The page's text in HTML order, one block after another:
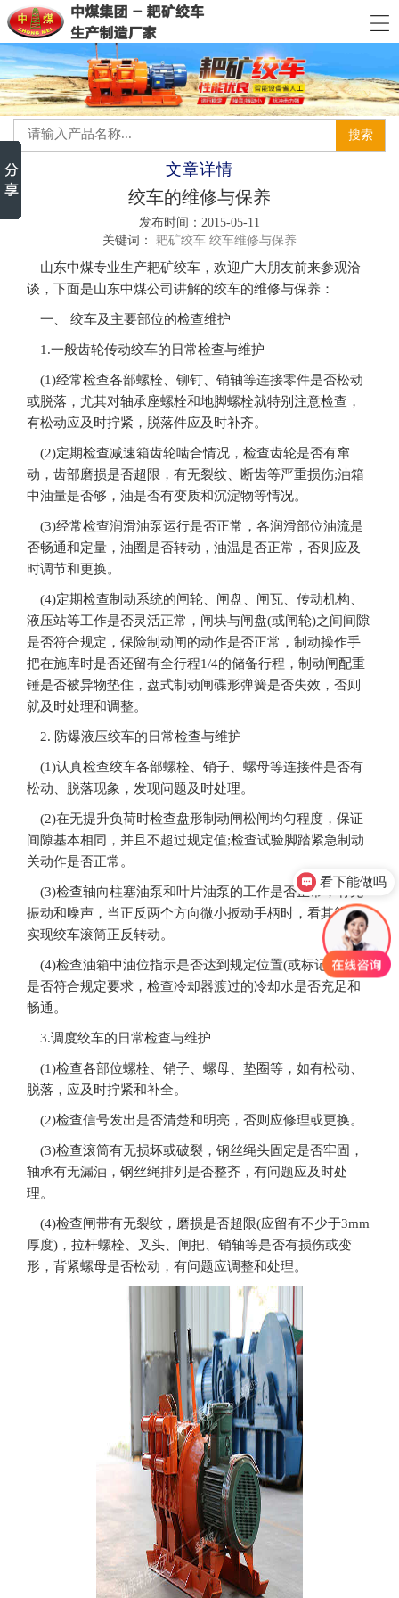
文章详情
绞车的维修与保养
发布时间：2015-05-11
关键词： 耙矿绞车 绞车维修与保养
山东中煤专业生产耙矿绞车，欢迎广大朋友前来参观洽
谈，下面是山东中煤公司讲解的绞车的维修与保养：
一、 绞车及主要部位的检查维护
1.一般齿轮传动绞车的日常检查与维护
(1)经常检查各部螺栓、铆钉、销轴等连接零件是否松动
或脱落，尤其对轴承座螺栓和地脚螺栓就特别注意检查，
有松动应及时拧紧，脱落件应及时补齐。
(2)定期检查减速箱齿轮啮合情况，检查齿轮是否有窜
动，齿部磨损是否超限，有无裂纹、断齿等严重损伤;油箱
中油量是否够，油是否有变质和沉淀物等情况。
(3)经常检查润滑油泵运行是否正常，各润滑部位油流是
否畅通和定量，油圈是否转动，油温是否正常，否则应及
时调节和更换。
(4)定期检查制动系统的闸轮、闸盘、闸瓦、传动机构、
液压站等工作是否灵活正常，闸块与闸盘(或闸轮)之间间隙
是否符合规定，保险制动闸的动作是否正常，制动操作手
把在施库时是否还留有全行程1/4的储备行程，制动闸配重
锤是否被异物垫住，盘式制动闸碟形弹簧是否失效，否则
就及时处理和调整。
2. 防爆液压绞车的日常检查与维护
(1)认真检查绞车各部螺栓、销子、螺母等连接件是否有
松动、脱落现象，发现问题及时处理。
(2)在无提升负荷时检查盘形制动闸松闸均匀程度，保证
间隙基本相同，并且不超过规定值;检查试验脚踏紧急制动
关动作是否正常。
(3)检查轴向柱塞油泵和叶片油泵的工作是否正常，有无
振动和噪声，当正反两个方向微小扳动手柄时，看其能否
实现绞车滚筒正反转动。
(4)检查油箱中油位指示是否达到规定位置(或标记)，油温
是否符合规定要求，检查冷却器渡过的冷却水是否充足和
畅通。
3.调度绞车的日常检查与维护
(1)检查各部位螺栓、销子、螺母、垫圈等，如有松动、
脱落，应及时拧紧和补全。
(2)检查信号发出是否清楚和明亮，否则应修理或更换。
(3)检查滚筒有无损坏或破裂，钢丝绳头固定是否牢固，
轴承有无漏油，钢丝绳排列是否整齐，有问题应及时处
理。
(4)检查闸带有无裂纹，磨损是否超限(应留有不少于3mm
厚度)，拉杆螺栓、叉头、闸把、销轴等是否有损伤或变
形，背紧螺母是否松动，有问题应调整和处理。
看下能做吗